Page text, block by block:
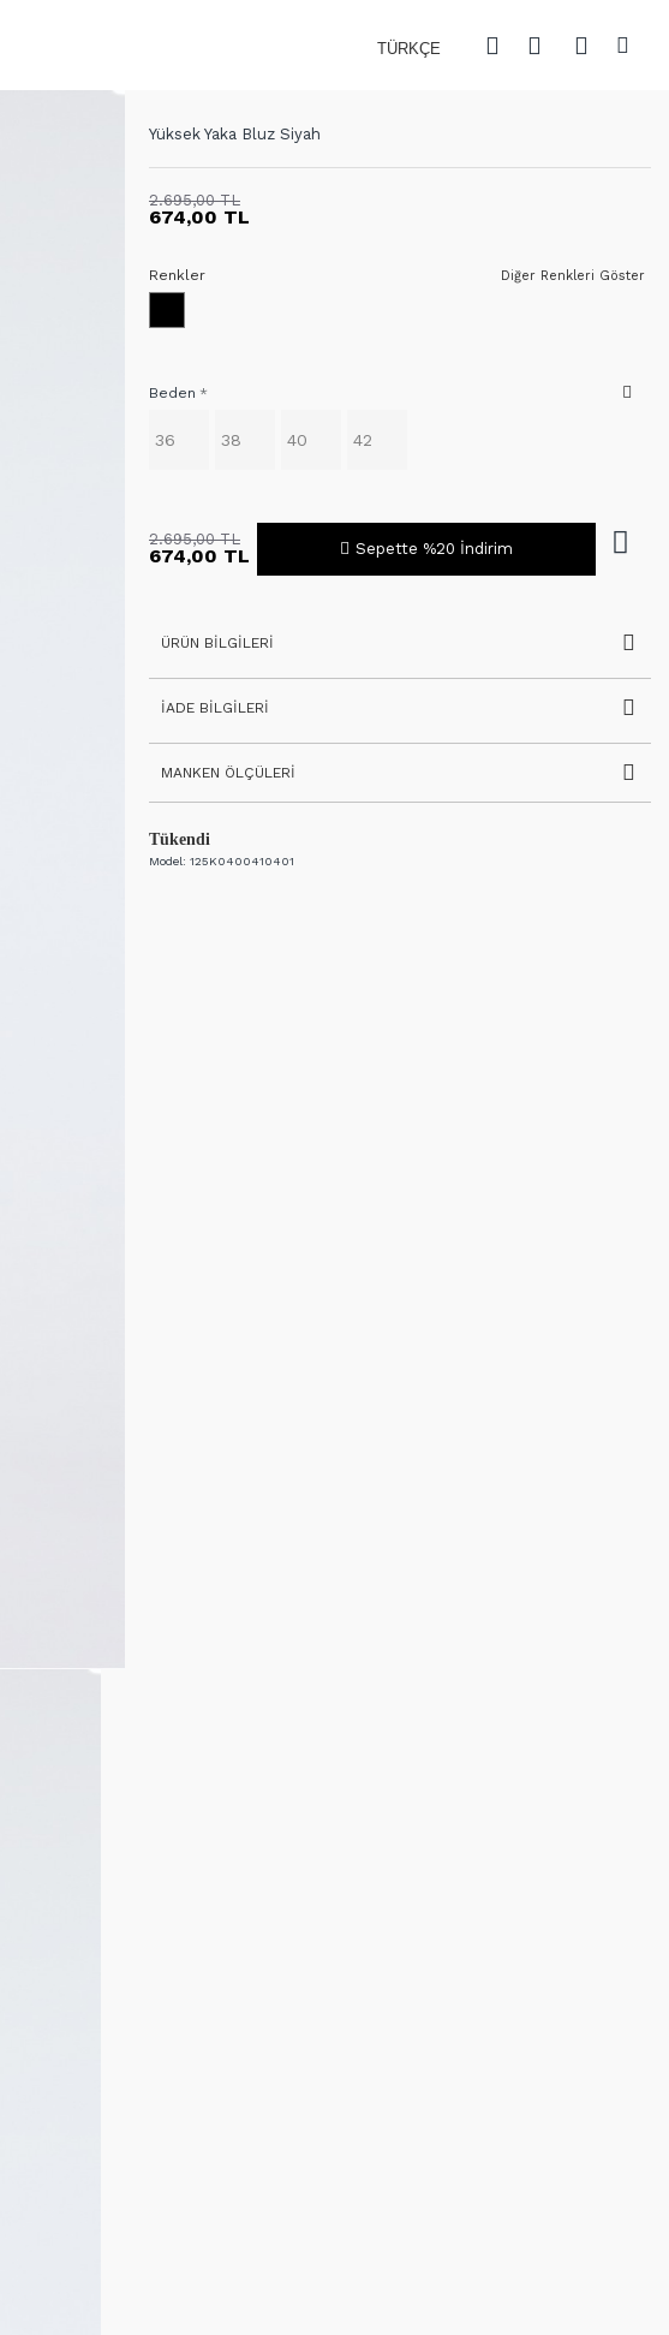
TÜRKÇE
Yüksek Yaka Bluz Siyah
Tükendi
Model: 125K0400410401
674,00 TL
2.695,00 TL
Beden
36 38 40 42
674,00 TL
2.695,00 TL
Sepette %20 İndirim
Diğer Renkleri Göster
Renkler
ÜRÜN BILGILERI
İADE BILGILERI
MANKEN ÖLÇÜLERI